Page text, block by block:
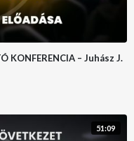
KONFERENCIA – Juhász J.
51:09